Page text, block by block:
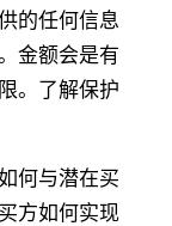
的任何信息
金额会是有
。了解保护
何与潜在买
方如何实现